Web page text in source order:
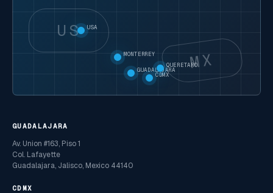
US
MX
USA
MONTERREY
GUADALAJARA
CDMX
QUERETARO
GUADALAJARA
Av. Union #163, Piso 1
Col. Lafayette
Guadalajara, Jalisco, Mexico 44140
CDMX